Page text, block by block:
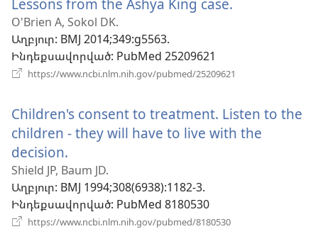
Lessons from the Ashya King case.
O'Brien A, Sokol DK.
Աղբյուր‎: BMJ 2014;349:g5563.
Ինդեքսավորված‎: PubMed 25209621
https://www.ncbi.nlm.nih.gov/pubmed/25209621
պատուհան)
Children's consent to treatment. Listen to the
children - they will have to live with the
decision.
է
նոր
պատուհան)
Shield JP, Baum JD.
Աղբյուր‎: BMJ 1994;308(6938):1182-3.
Ինդեքսավորված‎: PubMed 8180530
https://www.ncbi.nlm.nih.gov/pubmed/8180530